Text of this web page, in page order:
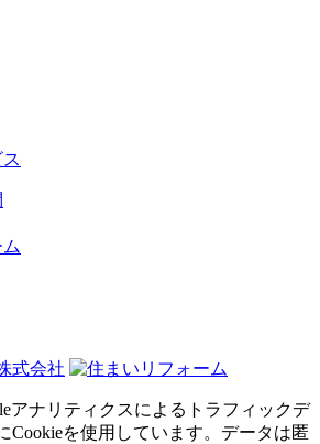
アナリティクスによるトラフィックデ
Cookieを使用しています。データは匿